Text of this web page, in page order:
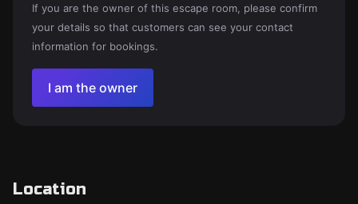
If you are the owner of this escape room, please confirm
your details so that customers can see your contact
information for bookings.
I am the owner
Location